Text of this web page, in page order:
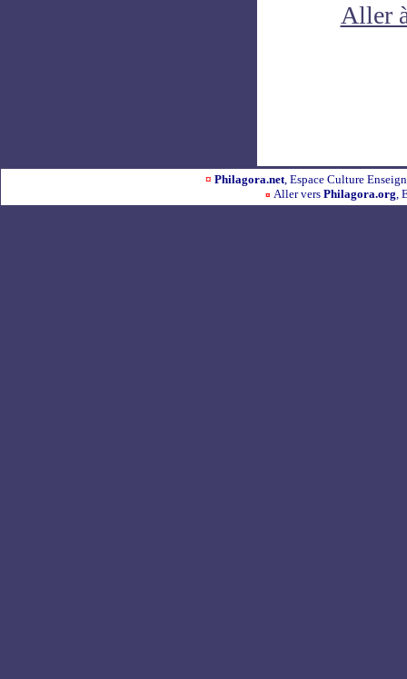
Aller
¤ Philagora.net, Espace Culture
¤ Aller vers Philagora.org,